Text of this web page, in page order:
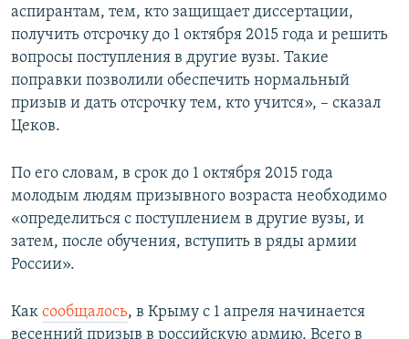
аспирантам, тем, кто защищает диссертации,
получить отсрочку до 1 октября 2015 года и решить
вопросы поступления в другие вузы. Такие
поправки позволили обеспечить нормальный
призыв и дать отсрочку тем, кто учится», – сказал
Цеков.
По его словам, в срок до 1 октября 2015 года
молодым людям призывного возраста необходимо
«определиться с поступлением в другие вузы, и
затем, после обучения, вступить в ряды армии
России».
Как сообщалось, в Крыму с 1 апреля начинается
весенний призыв в российскую армию. Всего в